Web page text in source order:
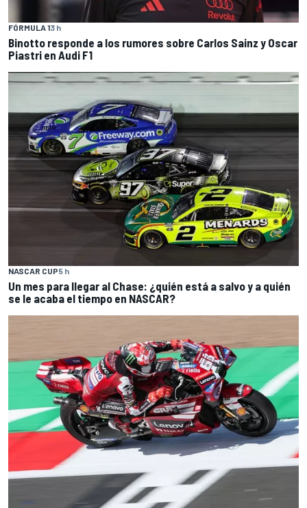
FÓRMULA 13 h
Binotto responde a los rumores sobre Carlos Sainz y Oscar
Piastri en Audi F1
NASCAR CUP5 h
Un mes para llegar al Chase: ¿quién está a salvo y a quién
se le acaba el tiempo en NASCAR?